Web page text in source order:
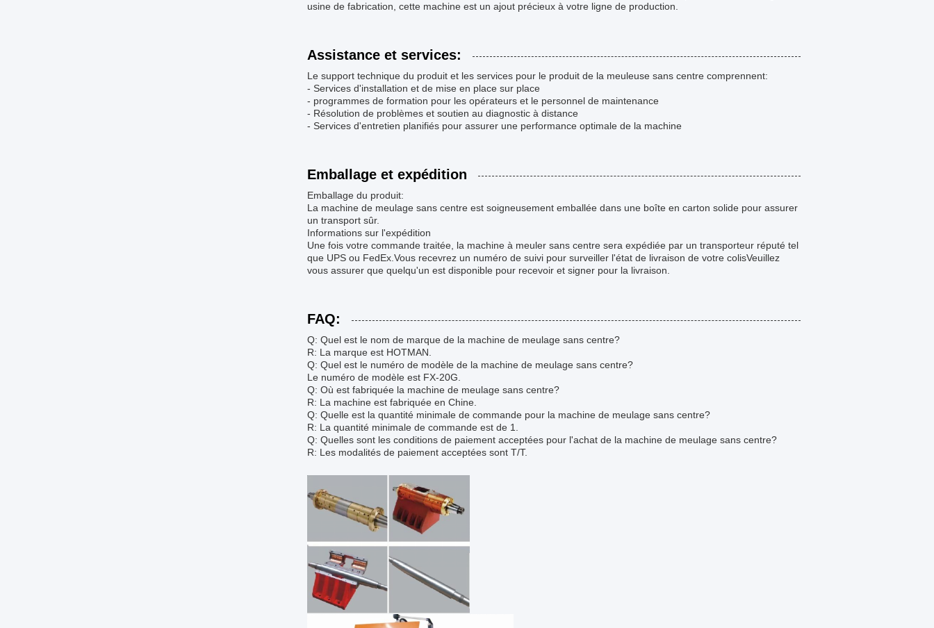
usine de fabrication, cette machine est un ajout précieux à votre ligne de production.
Assistance et services:
Le support technique du produit et les services pour le produit de la meuleuse sans centre comprennent:
- Services d'installation et de mise en place sur place
- programmes de formation pour les opérateurs et le personnel de maintenance
- Résolution de problèmes et soutien au diagnostic à distance
- Services d'entretien planifiés pour assurer une performance optimale de la machine
Emballage et expédition
Emballage du produit:
La machine de meulage sans centre est soigneusement emballée dans une boîte en carton solide pour assurer
un transport sûr.
Informations sur l'expédition
Une fois votre commande traitée, la machine à meuler sans centre sera expédiée par un transporteur réputé tel
que UPS ou FedEx.Vous recevrez un numéro de suivi pour surveiller l'état de livraison de votre colisVeuillez
vous assurer que quelqu'un est disponible pour recevoir et signer pour la livraison.
FAQ:
Q: Quel est le nom de marque de la machine de meulage sans centre?
R: La marque est HOTMAN.
Q: Quel est le numéro de modèle de la machine de meulage sans centre?
Le numéro de modèle est FX-20G.
Q: Où est fabriquée la machine de meulage sans centre?
R: La machine est fabriquée en Chine.
Q: Quelle est la quantité minimale de commande pour la machine de meulage sans centre?
R: La quantité minimale de commande est de 1.
Q: Quelles sont les conditions de paiement acceptées pour l'achat de la machine de meulage sans centre?
R: Les modalités de paiement acceptées sont T/T.